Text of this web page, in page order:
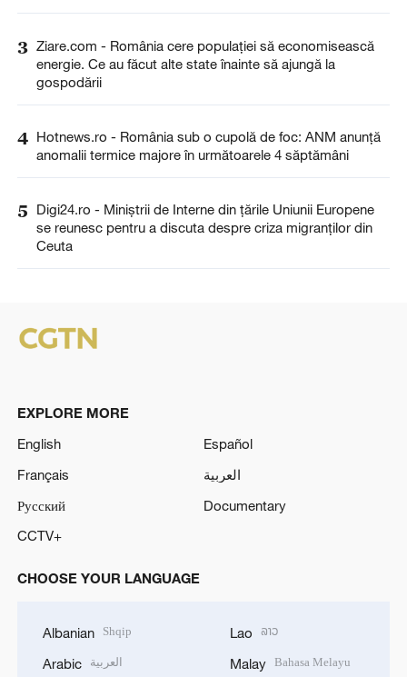
3 Ziare.com - România cere populației să economisească
energie. Ce au făcut alte state înainte să ajungă la
gospodării
4 Hotnews.ro - România sub o cupolă de foc: ANM anunță
anomalii termice majore în următoarele 4 săptămâni
5
Digi24.ro - Miniștrii de Interne din țările Uniunii Europene
se reunesc pentru a discuta despre criza migranților din
Ceuta
EXPLORE MORE
English
Español
Français
العربية
Русский
Documentary
CCTV+
CHOOSE YOUR LANGUAGE
Albanian Shqip
Arabic العربية
Lao ລາວ
Malay Bahasa Melayu